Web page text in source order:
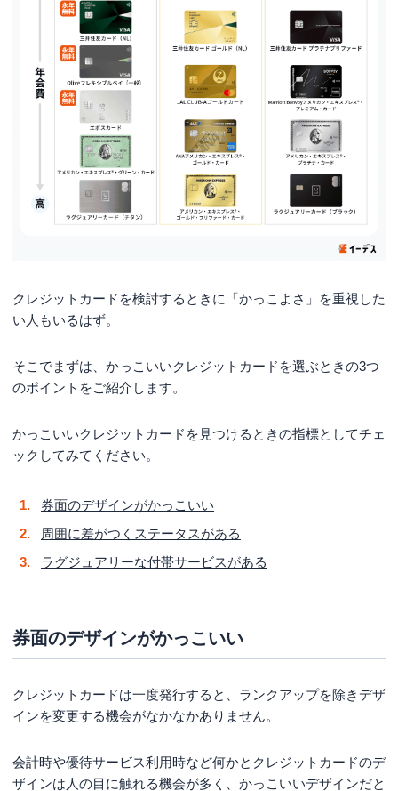
海外旅行で活躍できる「JCBゴールド」
ゴールドにグリーンの指し色がおしゃれ「三井住友カー
ド ゴールド（NL）」
JAL便をよく利用するなら「JAL CLUB-Aゴールドカー
ド」
ANA便をよく利用するなら「ANAアメリカン・エキスプ
レス®・ゴールド・カード」
メタル製の豪華なデザイン「アメリカン・エキスプレス
®・ゴールド・プリファード・カード」
【プラチナカード】かっこいいクレジットカード5
顧客満足度の高さもポイント「JCBプラチナ」
ポイント特化型カード「三井住友カード プラチナプリフ
ホテルでの優待充実！「Marriott Bonvoy アメリカン・エ
キスプレス®・プレミアム・カード」
レス®・プラチナ・カード」
問
Q.ステータス重視でかっこいいクレジットカードはど
Q.デザインがかっこいいクレジットカードはどれ?
まとめ
クレジットカードを検討するときに「かっこよさ」を重視した
い人もいるはず。
そこでまずは、かっこいいクレジットカードを選ぶときの3つ
のポイントをご紹介します。
かっこいいクレジットカードを見つけるときの指標としてチェ
ックしてみてください。
券面のデザインがかっこいい
周囲に差がつくステータスがある
ラグジュアリーな付帯サービスがある
券面のデザインがかっこいい
クレジットカードは一度発行すると、ランクアップを除きデザ
インを変更する機会がなかなかありません。
会計時や優待サービス利用時など何かとクレジットカードのデ
ザインは人の目に触れる機会が多く、かっこいいデザインだと